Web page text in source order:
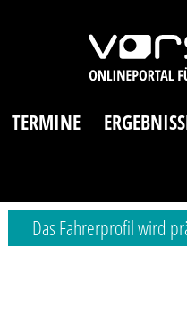
TERMINE
Das Fahrerprofil wird